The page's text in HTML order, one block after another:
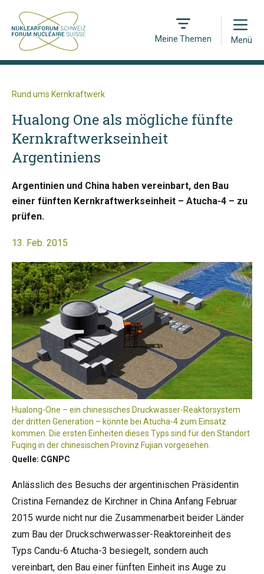
Meine Themen
Open
Menü
Rund ums Kernkraftwerk
Hualong One als mögliche fünfte
Kernkraftwerkseinheit
Argentiniens
Argentinien und China haben vereinbart, den Bau
einer fünften Kernkraftwerkseinheit – Atucha-4 – zu
prüfen.
13. Feb. 2015
Hualong-One – ein chinesisches Druckwasser-Reaktorsystem
der dritten Generation – könnte bei Atucha-4 zum Einsatz
kommen. Die ersten Einheiten dieses Typs sind für den Standort
Fuqing in der chinesischen Provinz Fujian vorgesehen.
Quelle: CGNPC
Anlässlich des Besuchs der argentinischen Präsidentin
Cristina Fernandez de Kirchner in China Anfang Februar
2015 wurde nicht nur die Zusammenarbeit beider Länder
zum Bau der Druckschwerwasser-Reaktoreinheit des
Typs Candu-6 Atucha-3 besiegelt, sondern auch
vereinbart, den Bau einer fünften Einheit ins Auge zu